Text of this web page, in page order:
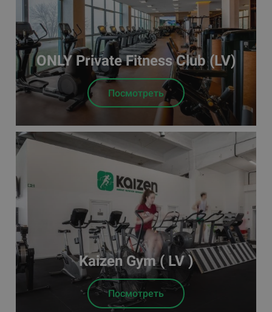
ONLY Private Fitness Club (LV)
Посмотреть
Kaizen Gym ( LV )
Посмотреть